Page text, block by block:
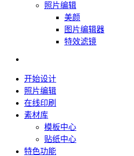
照片编辑
美颜
图片编辑器
特效滤镜
开始设计
照片编辑
在线印刷
素材库
模板中心
贴纸中心
特色功能